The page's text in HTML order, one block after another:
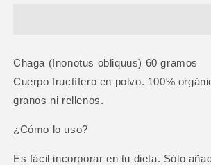
Chaga (Inonotus obliquus) 60 gramos
Cuerpo fructífero en polvo. 100%
granos ni rellenos.
¿Cómo lo uso?
Es fácil incorporar en tu dieta. Sólo